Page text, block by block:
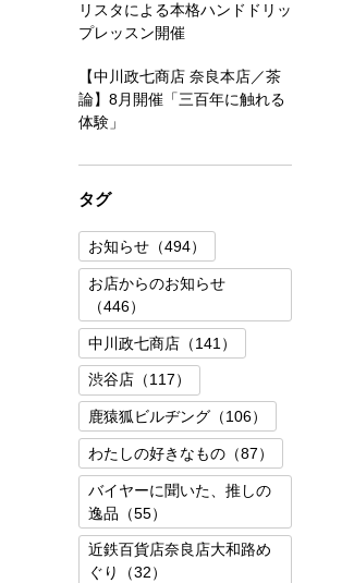
リスタによる本格ハンドドリッ
プレッスン開催
【中川政七商店 奈良本店／茶
論】8月開催「三百年に触れる
体験」
タグ
お知らせ（494）
お店からのお知らせ
（446）
中川政七商店（141）
渋谷店（117）
鹿猿狐ビルヂング（106）
わたしの好きなもの（87）
バイヤーに聞いた、推しの
逸品（55）
近鉄百貨店奈良店大和路め
ぐり（32）